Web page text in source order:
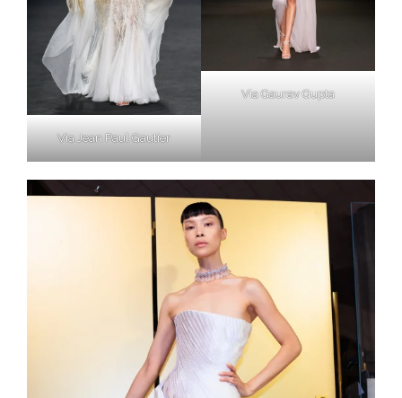
Via Jean Paul Gautier
Via Gaurav Gupta